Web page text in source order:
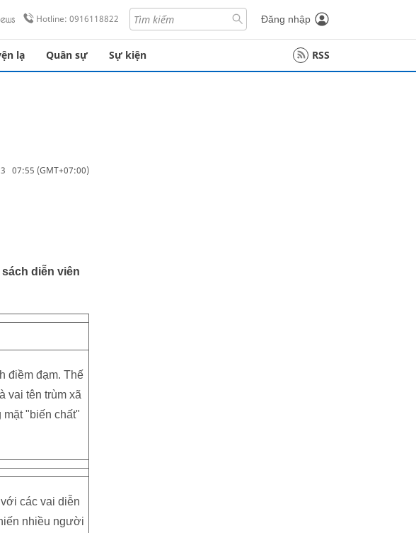
Hotline: 0916118822 Đăng nhập
lạ Quân sự Sự kiện RSS
07:55 (GMT+07:00)
diễn viên
điềm đạm. Thế
vai tên trùm xã
"biến chất"
các vai diễn
nhiều người